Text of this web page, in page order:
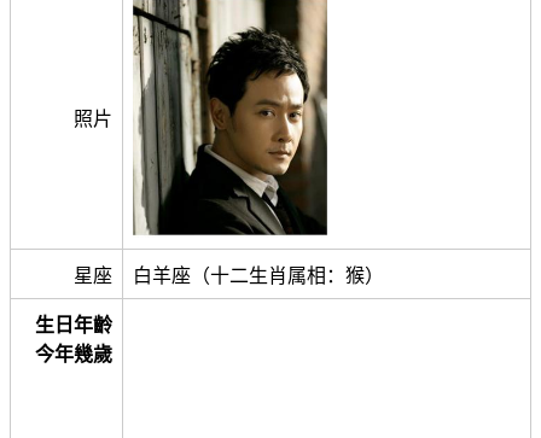
照片
星座 白羊座（十二生肖属相：猴）
生日年齡
今年幾歲